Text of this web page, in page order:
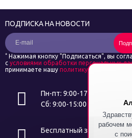
рабочем
с
Пн-пт: 9:00-17:00
Сб: 9:00-15:00
Бесплатный звонок
ПОДПИСКА НА НОВОСТИ
* Нажимая кнопку "Подписаться", вы
с условиями обработки персональных
принимаете нашу политику